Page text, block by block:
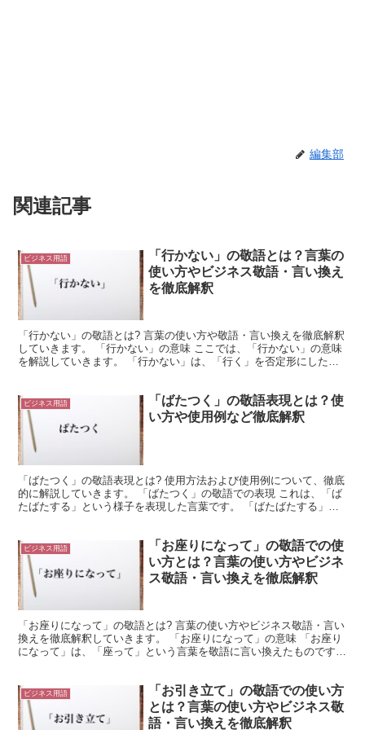
編集部
関連記事
ビジネス用語
「行かない」の敬語とは？言葉の
使い方やビジネス敬語・言い換え
を徹底解釈
「行かない」の敬語とは? 言葉の使い方や敬語・言い換えを徹底解釈
していきます。 「行かない」の意味 ここでは、「行かない」の意味
を解説していきます。 「行かない」は、「行く」を否定形にした言
ビジネス用語
「ばたつく」の敬語表現とは？使
い方や使用例など徹底解釈
「ばたつく」の敬語表現とは? 使用方法および使用例について、徹底
的に解説していきます。 「ばたつく」の敬語での表現 これは、「ば
たばたする」という様子を表現した言葉です。 「ばたばたする」
ビジネス用語
「お座りになって」の敬語での使
い方とは？言葉の使い方やビジネ
ス敬語・言い換えを徹底解釈
「お座りになって」の敬語とは? 言葉の使い方やビジネス敬語・言い
換えを徹底解釈していきます。 「お座りになって」の意味 「お座り
になって」は、「座って」という言葉を敬語に言い換えたものです。
ビジネス用語
「お引き立て」の敬語での使い方
とは？言葉の使い方やビジネス敬
語・言い換えを徹底解釈